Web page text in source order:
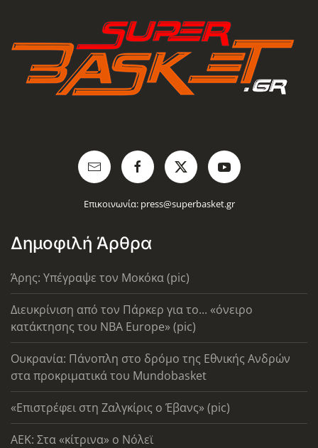
Επικοινωνία: press@superbasket.gr
Δημοφιλή Άρθρα
Άρης: Υπέγραψε τον Μοκόκα (pic)
Διευκρίνιση από τον Πάρκερ για το... «όνειρο
κατάκτησης του ΝΒΑ Europe» (pic)
Ουκρανία: Πάνοπλη στο δρόμο της Εθνικής Ανδρών
στα προκριματικά του Mundobasket
«Επιστρέφει στη Ζαλγκίρις ο Έβανς» (pic)
AEK: Στα «κίτρινα» ο Νόλεϊ